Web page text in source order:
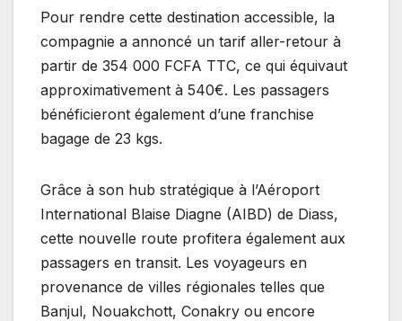
Pour rendre cette destination accessible, la
compagnie a annoncé un tarif aller-retour à
partir de 354 000 FCFA TTC, ce qui équivaut
approximativement à 540€. Les passagers
bénéficieront également d’une franchise
bagage de 23 kgs.
Grâce à son hub stratégique à l’Aéroport
International Blaise Diagne (AIBD) de Diass,
cette nouvelle route profitera également aux
passagers en transit. Les voyageurs en
provenance de villes régionales telles que
Banjul, Nouakchott, Conakry ou encore